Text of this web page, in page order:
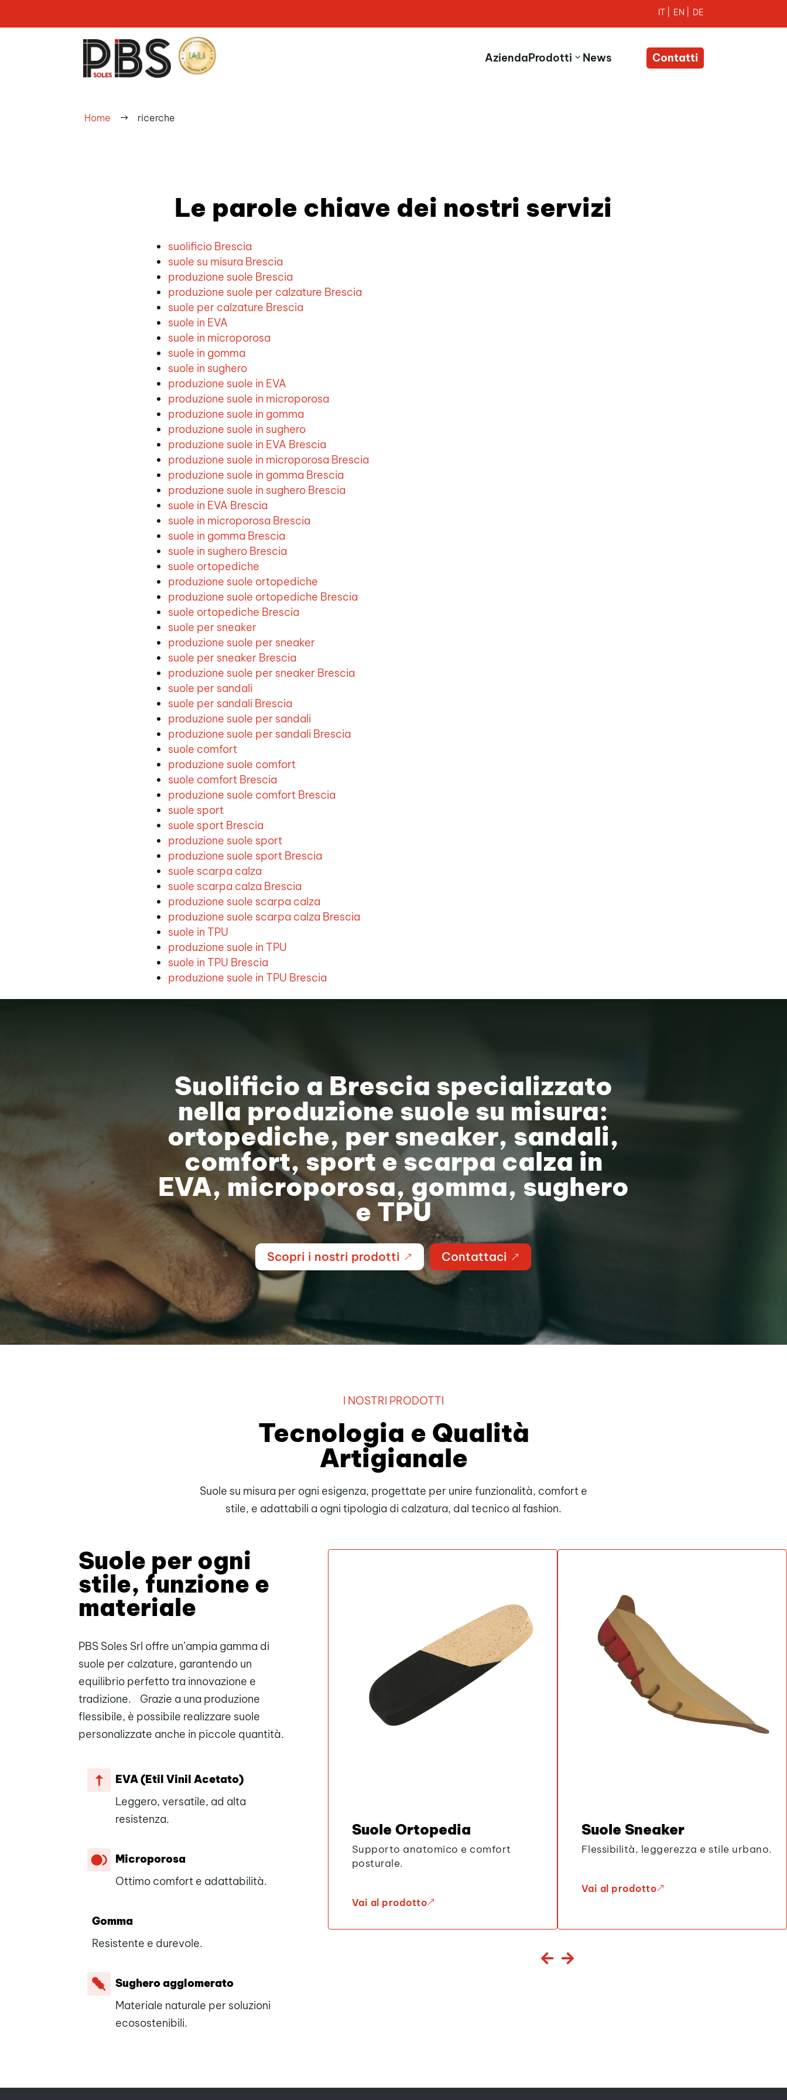
AziendaProdotti News Contatti
Home $ ricerche
Le parole chiave dei nostri servizi
suolificio Brescia
suole su misura Brescia
produzione suole Brescia
produzione suole per calzature Brescia
suole per calzature Brescia
suole in EVA
suole in microporosa
suole in gomma
suole in sughero
produzione suole in EVA
produzione suole in microporosa
produzione suole in gomma
produzione suole in sughero
produzione suole in EVA Brescia
produzione suole in microporosa Brescia
produzione suole in gomma Brescia
produzione suole in sughero Brescia
suole in EVA Brescia
suole in microporosa Brescia
suole in gomma Brescia
suole in sughero Brescia
suole ortopediche
produzione suole ortopediche
produzione suole ortopediche Brescia
suole ortopediche Brescia
suole per sneaker
produzione suole per sneaker
suole per sneaker Brescia
produzione suole per sneaker Brescia
suole per sandali
suole per sandali Brescia
produzione suole per sandali
produzione suole per sandali Brescia
suole comfort
produzione suole comfort
suole comfort Brescia
produzione suole comfort Brescia
suole sport
suole sport Brescia
produzione suole sport
produzione suole sport Brescia
suole scarpa calza
suole scarpa calza Brescia
produzione suole scarpa calza
produzione suole scarpa calza Brescia
suole in TPU
produzione suole in TPU
suole in TPU Brescia
produzione suole in TPU Brescia
Suolificio a Brescia specializzato
nella produzione suole su misura:
ortopediche, per sneaker, sandali,
comfort, sport e scarpa calza in
EVA, microporosa, gomma, sughero
e TPU
Scopri i nostri prodotti & Contattaci &
I NOSTRI PRODOTTI
Tecnologia e Qualità
Artigianale
Suole su misura per ogni esigenza, progettate per unire funzionalità, comfort e
stile, e adattabili a ogni tipologia di calzatura, dal tecnico al fashion.
Suole per ogni
stile, funzione e
materiale
PBS Soles Srl offre un’ampia gamma di
suole per calzature, garantendo un
equilibrio perfetto tra innovazione e
tradizione. Grazie a una produzione
flessibile, è possibile realizzare suole
personalizzate anche in piccole quantità.
EVA (Etil Vinil Acetato)
Leggero, versatile, ad alta
resistenza.
Microporosa
Ottimo comfort e adattabilità.
Gomma
Resistente e durevole.
Sughero agglomerato
Materiale naturale per soluzioni
ecosostenibili.
Suole Ortopedia
Supporto anatomico e comfort
posturale.
&
Vai al prodotto
Suole Sneaker
Flessibilità, leggerezza e stile urbano.
&
Vai al prodotto